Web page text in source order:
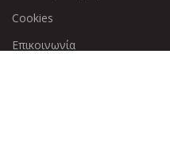
Cookies
Επικοινωνία